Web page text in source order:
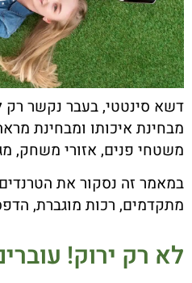
דשא סינטטי, בעבר נקשר רק
מבחינת איכותו ומבחינת
משטחי פנים, אזורי משחק,
במאמר זה נסקור את
מתקדמים, רכות מוגברת,
לא רק ירוק!